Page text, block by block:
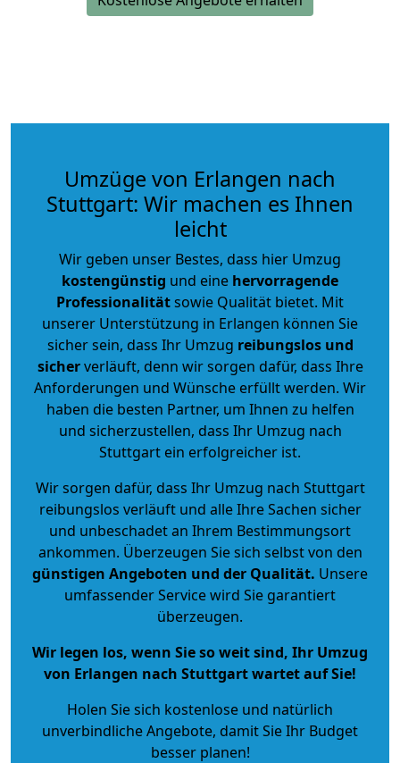
Umzüge von Erlangen nach
Stuttgart: Wir machen es Ihnen
leicht
Wir geben unser Bestes, dass hier Umzug
kostengünstig und eine hervorragende
Professionalitätsowie Qualität bietet. Mit
unserer Unterstützung in Erlangen können Sie
sicher sein, dass Ihr Umzug reibungslos und
sicherverläuft, denn wir sorgen dafür, dass Ihre
Anforderungen und Wünsche erfüllt werden. Wir
haben die besten Partner, um Ihnen zu helfen
und sicherzustellen, dass Ihr Umzug nach
Stuttgart ein erfolgreicher ist.
Wir sorgen dafür, dass Ihr Umzug nach Stuttgart
reibungslos verläuft und alle Ihre Sachen sicher
und unbeschadet an Ihrem Bestimmungsort
ankommen. Überzeugen Sie sich selbst von den
günstigen Angeboten und der Qualität. Unsere
umfassender Service wird Sie garantiert
überzeugen.
Wir legen los, wenn Sie so weit sind, Ihr Umzug
von Erlangen nach Stuttgart wartet auf Sie!
Holen Sie sich kostenlose und natürlich
unverbindliche Angebote, damit Sie Ihr Budget
besser planen!